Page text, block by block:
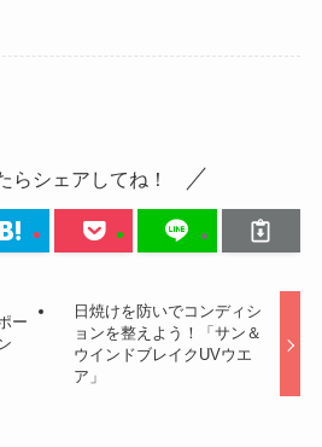
らシェアしてね！
ー
日焼けを防いでコンディシ
ョンを整えよう！「サン＆
ウインドブレイクUVウエ
ア」